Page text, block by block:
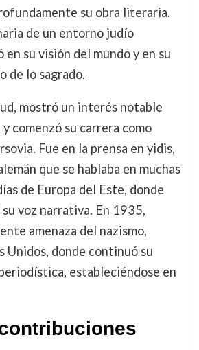
su obra literaria.
de un entorno judío
su visión del mundo y en su
de lo sagrado.
mostró un interés notable
comenzó su carrera como
Fue en la prensa en yidis,
que se hablaba en muchas
de Europa del Este, donde
voz narrativa. En 1935,
amenaza del nazismo,
Unidos, donde continuó su
estableciéndose en